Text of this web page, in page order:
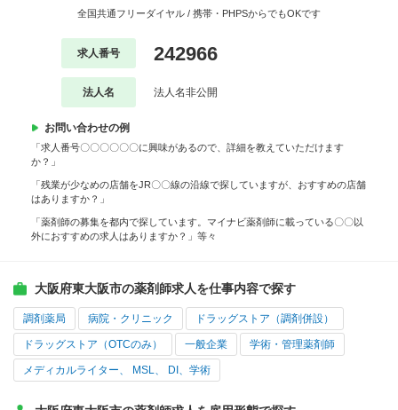
全国共通フリーダイヤル / 携帯・PHPSからでもOKです
求人番号 242966
法人名 法人名非公開
お問い合わせの例
「求人番号〇〇〇〇〇〇に興味があるので、詳細を教えていただけます
か？」
「残業が少なめの店舗をJR〇〇線の沿線で探していますが、おすすめの店舗
はありますか？」
「薬剤師の募集を都内で探しています。マイナビ薬剤師に載っている〇〇以
外におすすめの求人はありますか？」等々
大阪府東大阪市の薬剤師求人を仕事内容で探す
調剤薬局 病院・クリニック ドラッグストア（調剤併設）
ドラッグストア（OTCのみ） 一般企業 学術・管理薬剤師
メディカルライター、 MSL、 DI、学術